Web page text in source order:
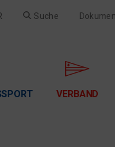
Suche
VERBAND